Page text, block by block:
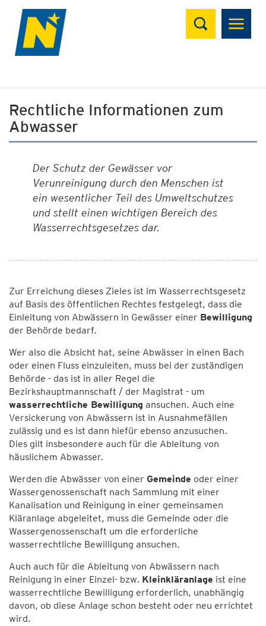
Suchen
Rechtliche Informationen zum
Abwasser
Der Schutz der Gewässer vor
Verunreinigung durch den Menschen ist
ein wesentlicher Teil des Umweltschutzes
und stellt einen wichtigen Bereich des
Wasserrechtsgesetzes dar.
Zur Erreichung dieses Zieles ist im Wasserrechtsgesetz
auf Basis des öffentlichen Rechtes festgelegt, dass die
Einleitung von Abwässern in Gewässer einer Bewilligung
der Behörde bedarf.
Wer also die Absicht hat, seine Abwässer in einen Bach
oder einen Fluss einzuleiten, muss bei der zuständigen
Behörde - das ist in aller Regel die
Bezirkshauptmannschaft / der Magistrat - um
wasserrechtliche Bewilligung ansuchen. Auch eine
Versickerung von Abwässern ist in Ausnahmefällen
zulässig und es ist dann hiefür ebenso anzusuchen.
Dies gilt insbesondere auch für die Ableitung von
häuslichem Abwasser.
Werden die Abwässer von einer Gemeinde oder einer
Wassergenossenschaft nach Sammlung mit einer
Kanalisation und Reinigung in einer gemeinsamen
Kläranlage abgeleitet, muss die Gemeinde oder die
Wassergenossenschaft um die erforderliche
wasserrechtliche Bewilligung ansuchen.
Auch auch für die Ableitung von Abwässern nach
Reinigung in einer Einzel- bzw. Kleinkläranlage ist eine
wasserrechtliche Bewilligung erforderlich, unabhängig
davon, ob diese Anlage schon besteht oder neu errichtet
wird.